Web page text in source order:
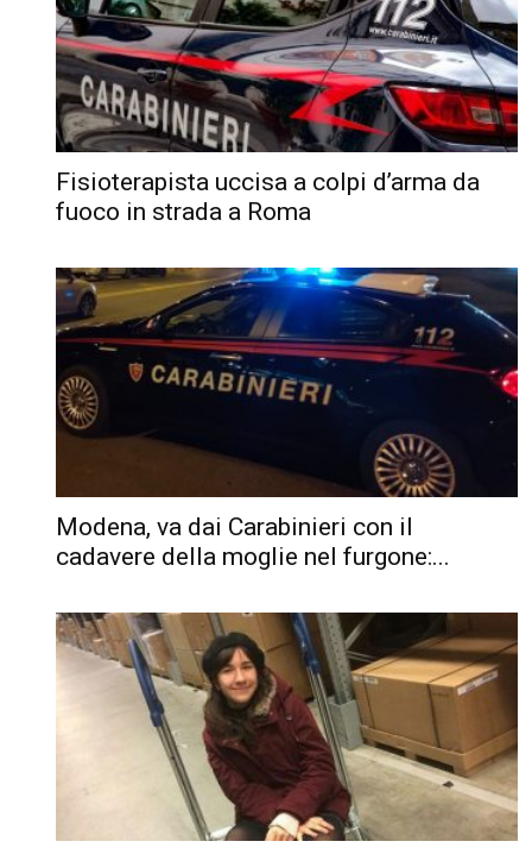
Fisioterapista uccisa a colpi d’arma da
fuoco in strada a Roma
Modena, va dai Carabinieri con il
cadavere della moglie nel furgone:...